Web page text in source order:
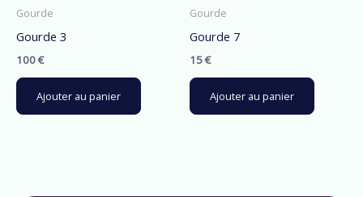
Gourde
Gourde 3
100€
Ajouter au panier
Gourde
Gourde 7
15€
Ajouter au panier